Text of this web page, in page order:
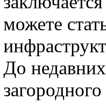
можете
До